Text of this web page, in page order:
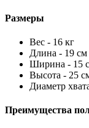
Размеры
Вес - 16 кг
Длина - 19 см
Ширина - 15
Высота - 25
Диаметр
Преимущества